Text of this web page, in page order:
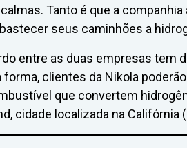
Tanto é que a
seus caminhões a
entre as duas empresas tem
forma, clientes da Nikola
que convertem
cidade localizada na Califórnia